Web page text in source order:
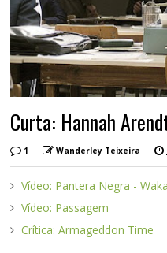
Curta: Hannah
1 Wanderley Teixeira
Vídeo: Pantera Negra -
Vídeo: Passagem
Crítica: Armageddon Time